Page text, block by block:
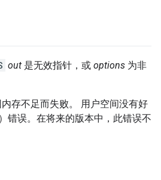
out 是无效指针，或 options 为非
内存不足而失败。 用户空间没有好
错误。在将来的版本中，此错误不